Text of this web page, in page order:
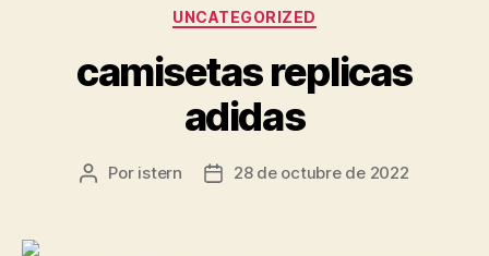
Categorías
UNCATEGORIZED
camisetas replicas
adidas
Autor
Por istern
Fecha28 de octubre de 2022